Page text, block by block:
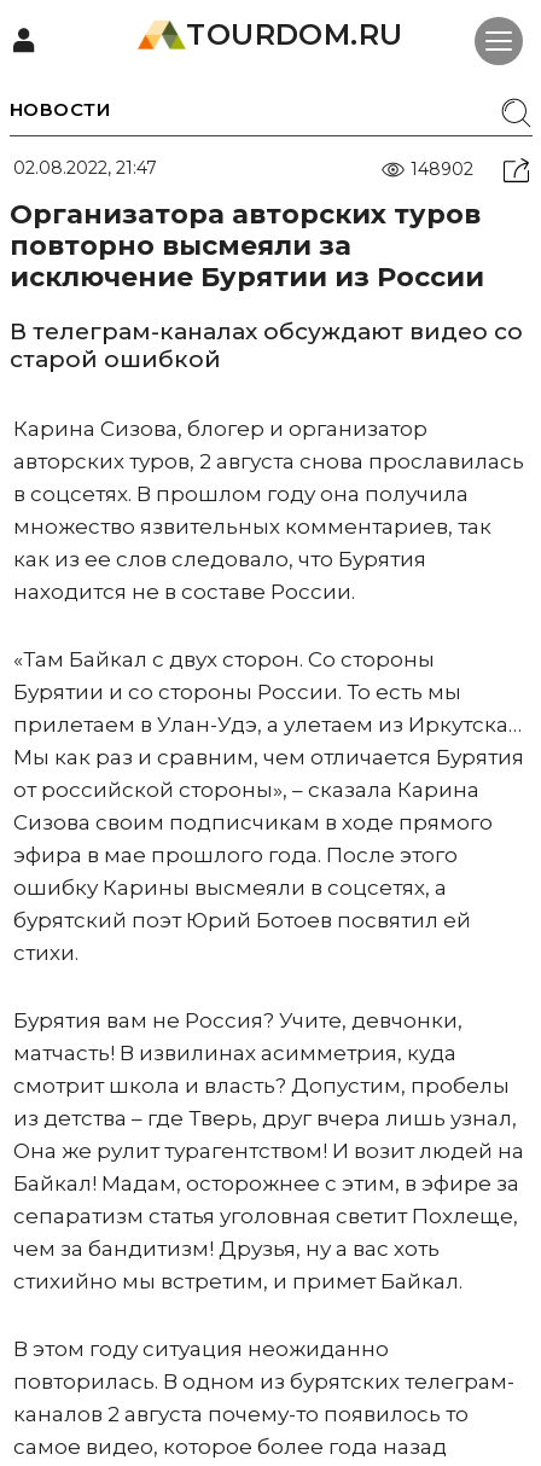
TOURDOM.RU
НОВОСТИ
02.08.2022, 21:47 148902
Организатора авторских туров
повторно высмеяли за
исключение Бурятии из России
В телеграм-каналах обсуждают видео со
старой ошибкой
Карина Сизова, блогер и организатор
авторских туров, 2 августа снова прославилась
в соцсетях. В прошлом году она получила
множество язвительных комментариев, так
как из ее слов следовало, что Бурятия
находится не в составе России.
«Там Байкал с двух сторон. Со стороны
Бурятии и со стороны России. То есть мы
прилетаем в Улан-Удэ, а улетаем из Иркутска…
Мы как раз и сравним, чем отличается Бурятия
от российской стороны», – сказала Карина
Сизова своим подписчикам в ходе прямого
эфира в мае прошлого года. После этого
ошибку Карины высмеяли в соцсетях, а
бурятский поэт Юрий Ботоев посвятил ей
стихи.
Бурятия вам не Россия? Учите, девчонки,
матчасть! В извилинах асимметрия, куда
смотрит школа и власть? Допустим, пробелы
из детства – где Тверь, друг вчера лишь узнал,
Она же рулит турагентством! И возит людей на
Байкал! Мадам, осторожнее с этим, в эфире за
сепаратизм статья уголовная светит Похлеще,
чем за бандитизм! Друзья, ну а вас хоть
стихийно мы встретим, и примет Байкал.
В этом году ситуация неожиданно
повторилась. В одном из бурятских телеграм-
каналов 2 августа почему-то появилось то
самое видео, которое более года назад